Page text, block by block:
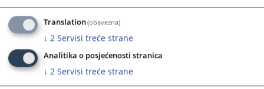
Sudske odluke
Translation(obavezna)
↓ 2 Servisi treće strane
Analitika o posjećenosti stranica
↓ 2 Servisi treće strane